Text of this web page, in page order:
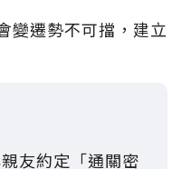
變遷勢不可擋，建立
友約定「通關密